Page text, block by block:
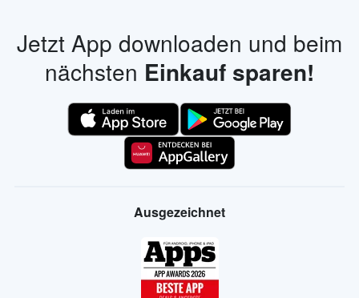
Jetzt App downloaden und beim
nächsten Einkauf sparen!
Ausgezeichnet